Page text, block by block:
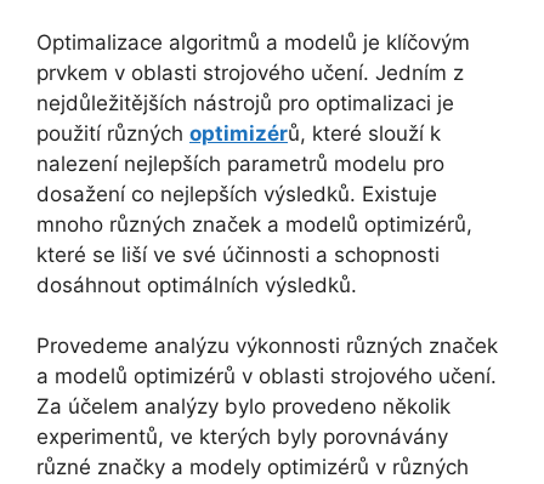
Optimalizace algoritmů a modelů je klíčovým
prvkem v oblasti strojového učení. Jedním z
nejdůležitějších nástrojů pro optimalizaci je
použití různých optimizérů, které slouží k
nalezení nejlepších parametrů modelu pro
dosažení co nejlepších výsledků. Existuje
mnoho různých značek a modelů optimizérů,
které se liší ve své účinnosti a schopnosti
dosáhnout optimálních výsledků.
Provedeme analýzu výkonnosti různých značek
a modelů optimizérů v oblasti strojového učení.
Za účelem analýzy bylo provedeno několik
experimentů, ve kterých byly porovnávány
různé značky a modely optimizérů v různých